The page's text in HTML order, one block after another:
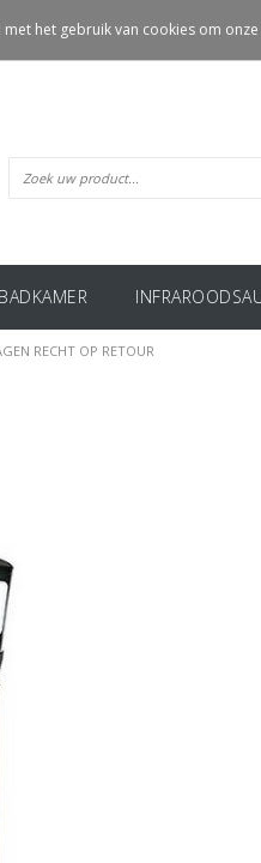
BADKAMER
RECHT OP RETOUR
het gebruik van cookies om